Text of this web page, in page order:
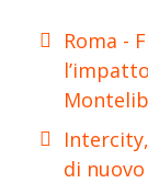
Roma -
di